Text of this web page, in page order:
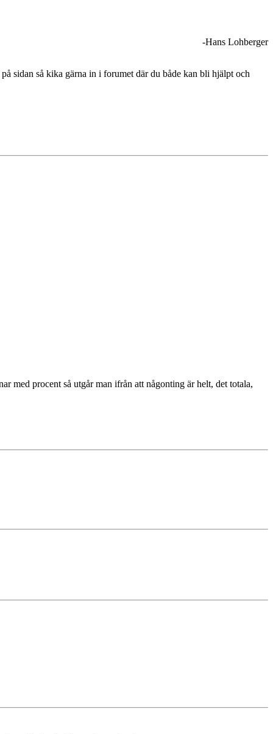
-Hans Lohberger
sidan så kika gärna in i forumet där du både kan bli hjälpt och
med procent så utgår man ifrån att någonting är helt, det totala,